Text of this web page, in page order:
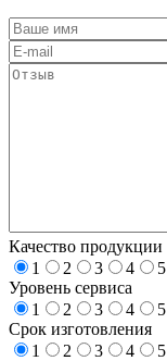
Качество продукции
1
2 3 4
5
Уровень сервиса
1
2 3 4
5
Срок изготовления
1
2 3 4
5